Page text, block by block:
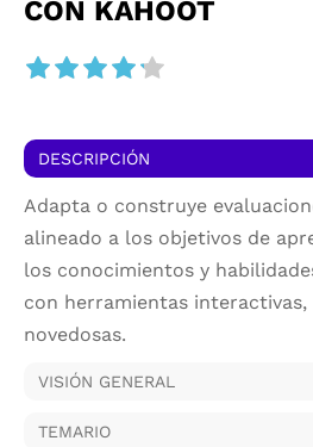
CON KAHOOT
DESCRIPCIÓN
Adapta o construye
alineado a los objetivos de
los conocimientos y
con herramientas
novedosas.
VISIÓN GENERAL
TEMARIO